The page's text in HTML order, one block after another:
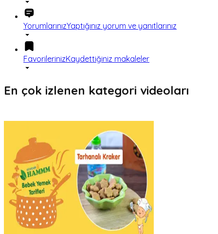
YorumlarınızYaptığınız yorum ve yanıtlarınız
FavorilerinizKaydettiğiniz makaleler
En çok izlenen kategori videoları